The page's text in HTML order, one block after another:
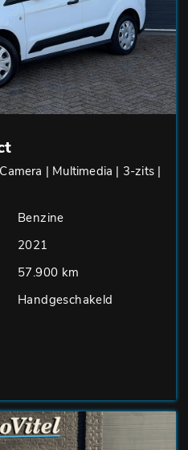
| Multimedia | 3-zits |
Benzine
2021
57.900 km
Handgeschakeld